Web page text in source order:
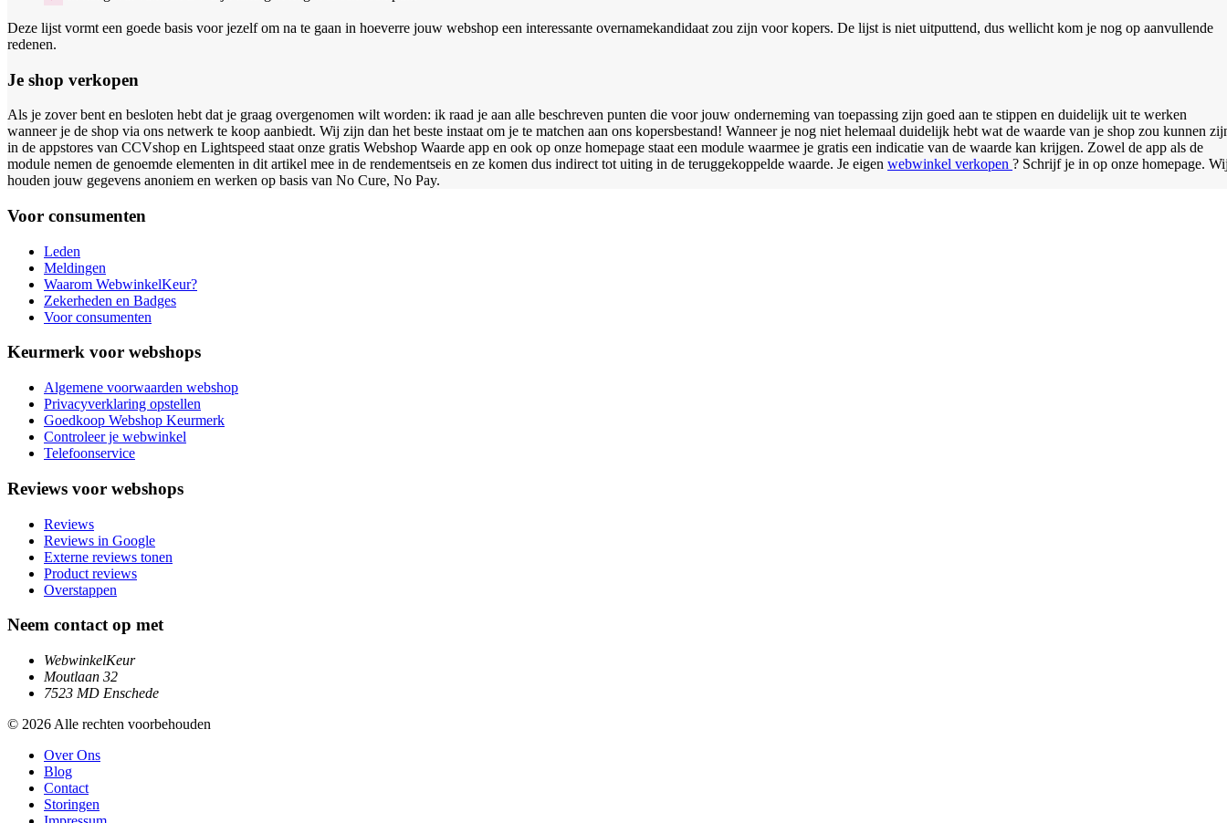
Deze lijst vormt een goede basis voor jezelf om na te gaan in hoeverre jouw webshop een interessante overnamekandidaat zou zijn voor kopers. De lijst is niet uitputtend, dus wellicht kom je nog op aanvullende
redenen.
Je shop verkopen
Als je zover bent en besloten hebt dat je graag overgenomen wilt worden: ik raad je aan alle beschreven punten die voor jouw onderneming van toepassing zijn goed aan te stippen en duidelijk uit te werken
wanneer je de shop via ons netwerk te koop aanbiedt. Wij zijn dan het beste instaat om je te matchen aan ons kopersbestand! Wanneer je nog niet helemaal duidelijk hebt wat de waarde van je shop zou kunnen
in de appstores van CCVshop en Lightspeed staat onze gratis Webshop Waarde app en ook op onze homepage staat een module waarmee je gratis een indicatie van de waarde kan krijgen. Zowel de app als de
module nemen de genoemde elementen in dit artikel mee in de rendementseis en ze komen dus indirect tot uiting in de teruggekoppelde waarde. Je eigen webwinkel verkopen ? Schrijf je in op onze homepage.
houden jouw gegevens anoniem en werken op basis van No Cure, No Pay.
Voor consumenten
Leden
Meldingen
Waarom WebwinkelKeur?
Zekerheden en Badges
Voor consumenten
Keurmerk voor webshops
Algemene voorwaarden webshop
Privacyverklaring opstellen
Goedkoop Webshop Keurmerk
Controleer je webwinkel
Telefoonservice
Reviews voor webshops
Reviews
Reviews in Google
Externe reviews tonen
Product reviews
Overstappen
Neem contact op met
WebwinkelKeur
Moutlaan 32
7523 MD Enschede
© 2026 Alle rechten voorbehouden
Over Ons
Blog
Contact
Storingen